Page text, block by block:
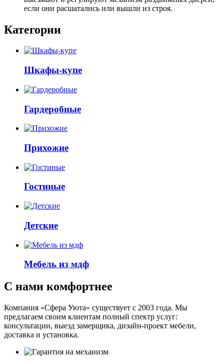
если они расшатались или вышли из строя.
Категории
Шкафы-купе
Гардеробные
Прихожие
Гостиные
Детские
Мебель из мдф
С нами комфортнее
Компания «Сфера Уюта» существует с 2003 года. Мы
предлагаем своим клиентам полный спектр услуг:
консультации, выезд замерщика, дизайн-проект мебели,
доставка и установка.